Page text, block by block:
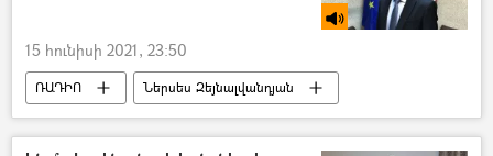
15 հունիսի 2021, 23:50
ՌԱԴԻՈ
Ներսես Զեյնալվանդյան
Ընտրություններ
Եվրամիություն